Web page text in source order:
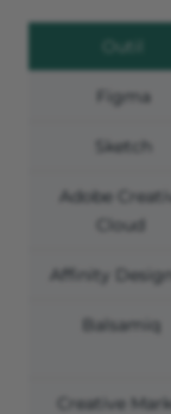
Outil
Figma
Sketch
Adobe
Cloud
Affinity
Balsamiq
Creative